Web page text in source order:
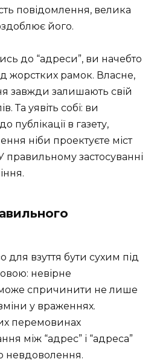
повідомлення, велика
його.
до “адреси”, ви начебто
жорстких рамок. Власне,
завжди залишають свій
Та уявіть собі: ви
публікації в газету,
ніби проектуєте міст
правильному застосуванні
для взуття бути сухим під
невірне
спричинити не лише
у враженнях.
перемовинах
між “адрес” і “адреса”
невдоволення.